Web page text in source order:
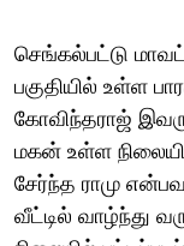
செங்கல்பட்டு
பகுதியில் உள்ள
கோவிந்தராஜ்
மகன் உள்ள
சேர்ந்த ராமு
வீட்டில் வாழ்ந்து